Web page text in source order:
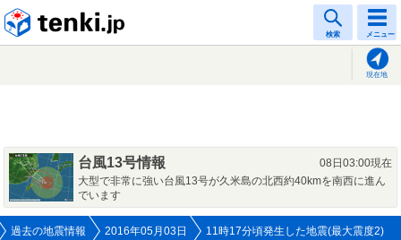
検索 メニュー
現在地
台風13号情報
08日03:00現在
大型で非常に強い台風13号が久米島の北西約40kmを南西に進ん
でいます
過去の地震情報 2016年05月03日 11時17分頃発生した地震(最大震度2)